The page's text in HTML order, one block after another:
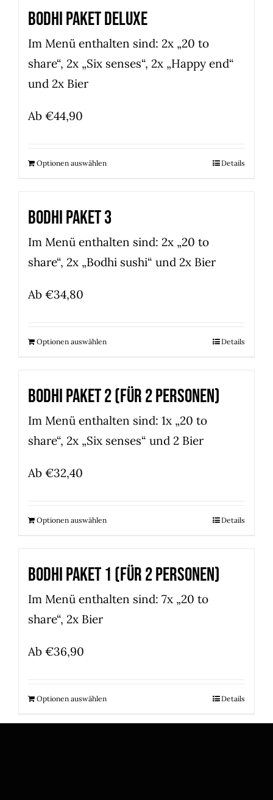
Bodhi Paket Deluxe
Im Menü enthalten sind: 2x „20 to
share“, 2x „Six senses“, 2x „Happy end“
und 2x Bier
Ab €44,90
Optionen auswählen Details
Bodhi Paket 3
Im Menü enthalten sind: 2x „20 to
share“, 2x „Bodhi sushi“ und 2x Bier
Ab €34,80
Optionen auswählen Details
Bodhi Paket 2 (für 2 Personen)
Im Menü enthalten sind: 1x „20 to
share“, 2x „Six senses“ und 2 Bier
Ab €32,40
Optionen auswählen Details
Bodhi Paket 1 (für 2 Personen)
Im Menü enthalten sind: 7x „20 to
share“, 2x Bier
Ab €36,90
Optionen auswählen Details